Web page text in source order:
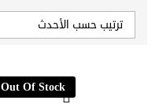
ترتيب حسب الأحدث
Out Of Stock